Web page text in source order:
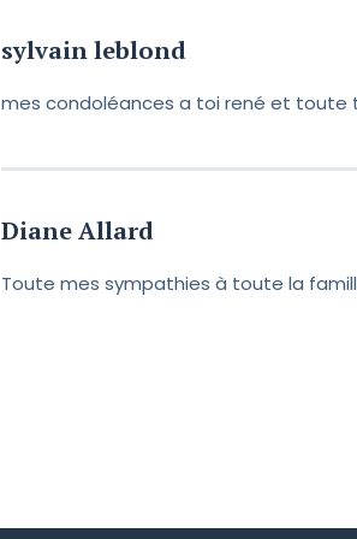
Perdre un être cher est
sylvain leblond
mes condoléances a toi rené et toute
Diane Allard
Toute mes sympathies à toute la